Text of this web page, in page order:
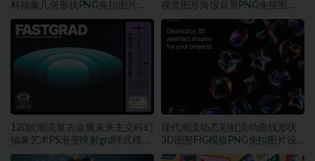
料抽象几何形状PNG免扣图片设
计素材
视觉图形海报背景PNG免抠图片
素材
120款潮流复古金属未来主义科幻
抽象艺术PS渐变映射grd样式模板
素材
现代潮流动态彩虹流动曲线形状
3D图形FIG模板PNG免扣图片设
计素材